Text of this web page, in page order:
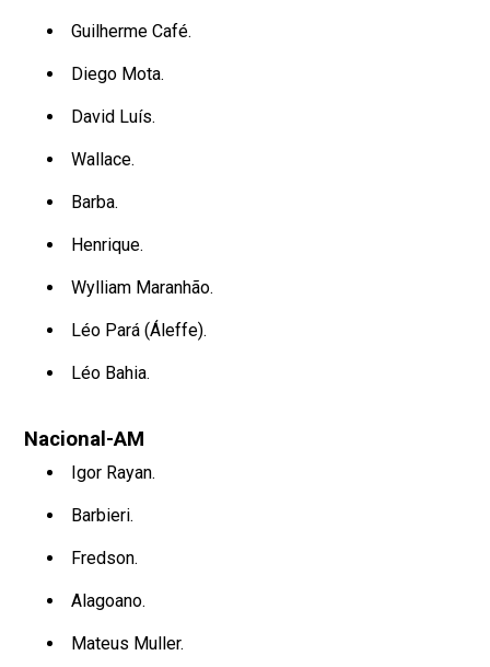
Guilherme Café.
Diego Mota.
David Luís.
Wallace.
Barba.
Henrique.
Wylliam Maranhão.
Léo Pará (Áleffe).
Léo Bahia.
Nacional-AM
Igor Rayan.
Barbieri.
Fredson.
Alagoano.
Mateus Muller.